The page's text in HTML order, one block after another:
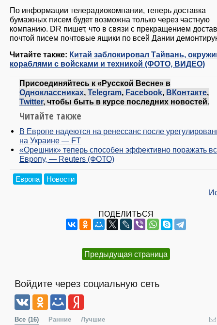
По информации телерадиокомпании, теперь доставка
бумажных писем будет возможна только через частную
компанию. DR пишет, что в связи с прекращением
почтой писем почтовые ящики по всей Дании
Читайте также: Китай заблокировал Тайвань,
кораблями с войсками и техникой (ФОТО, ВИДЕО)
Присоединяйтесь к «Русской Весне» в
Одноклассниках, Telegram, Facebook, ВКонтакте,
Twitter, чтобы быть в курсе последних новостей.
Читайте также
В Европе надеются на ренессанс после
на Украине — FT
«Орешник» теперь способен эффективно поражать
Европу, — Reuters (ФОТО)
Европа Новости
ПОДЕЛИТЬСЯ
Предыдущая страница
Войдите через социальную сеть
Все (16) Ранние Лучшие